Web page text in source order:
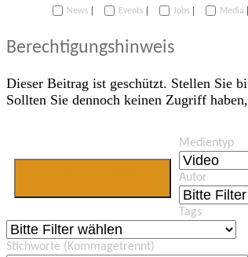
News | Events | Jobs | Media |
Berechtigungshinweis
Dieser Beitrag ist geschützt. Stellen Sie
Sollten Sie dennoch keinen Zugriff
Medientyp
Autor
Tags
Stichworte (Kommagetrennt)